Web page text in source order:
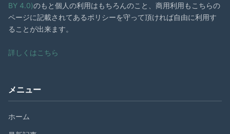
BY 4.0)のもと個人の利用はもちろんのこと、商用利用もこちらの
ページに記載されてあるポリシーを守って頂ければ自由に利用す
ることが出来ます。
詳しくはこちら
メニュー
ホーム